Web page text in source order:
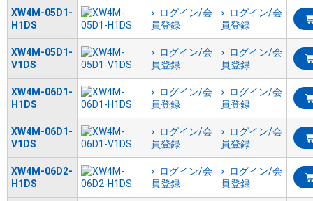
XW4M-05D1-
H1DS
ログイン/会
員登録
ログイン/会
員登録
XW4M-05D1-
V1DS
ログイン/会
員登録
ログイン/会
員登録
XW4M-06D1-
H1DS
ログイン/会
員登録
ログイン/会
員登録
XW4M-06D1-
V1DS
ログイン/会
員登録
ログイン/会
員登録
XW4M-06D2-
H1DS
ログイン/会
員登録
ログイン/会
員登録